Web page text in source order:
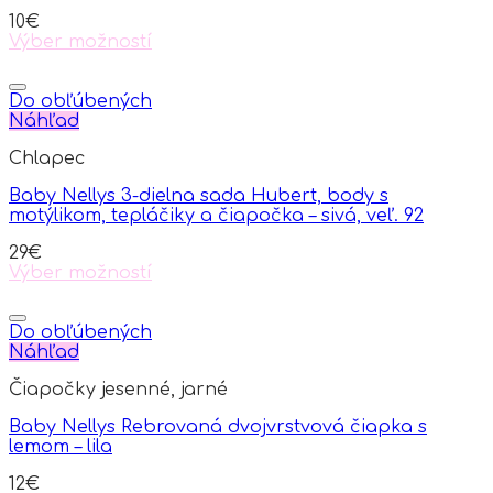
10€
Výber možností
product
has
multiple
The
may
be
on
the
page
Do obľúbených
Náhľad
Chlapec
Baby Nellys 3-dielna sada Hubert, body s
motýlikom, tepláčiky a čiapočka – sivá, veľ. 92
29€
Výber možností
product
has
multiple
The
may
be
Do obľúbených
Náhľad
Čiapočky jesenné, jarné
Baby Nellys Rebrovaná dvojvrstvová čiapka s
lemom – lila
12€